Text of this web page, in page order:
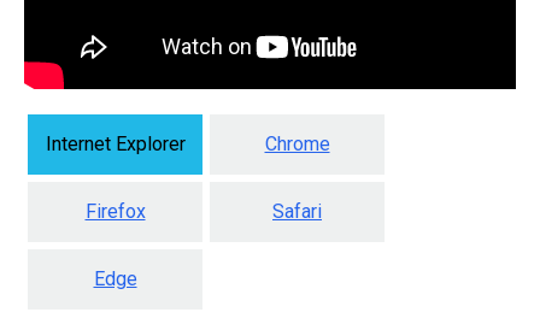
Internet Explorer Chrome
Firefox Safari
Edge